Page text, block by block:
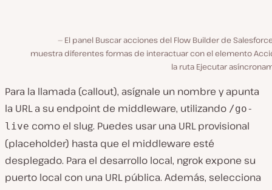
El panel Buscar acciones del Flow Builder de
muestra diferentes formas de interactuar con el elemento
la ruta Ejecutar
Para la llamada (callout), asígnale un nombre y apunta
la URL a su endpoint de middleware, utilizando /go-
live como el slug. Puedes usar una URL provisional
(placeholder) hasta que el middleware esté
desplegado. Para el desarrollo local, ngrok expone su
puerto local con una URL pública. Además, selecciona